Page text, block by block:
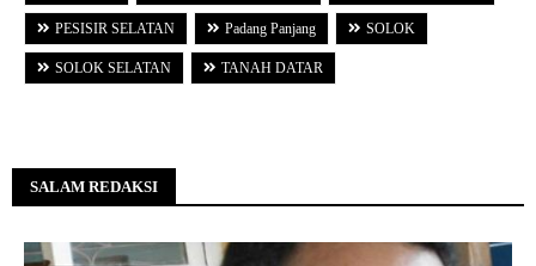
PESISIR SELATAN Padang Panjang SOLOK
SOLOK SELATAN TANAH DATAR
SALAM REDAKSI